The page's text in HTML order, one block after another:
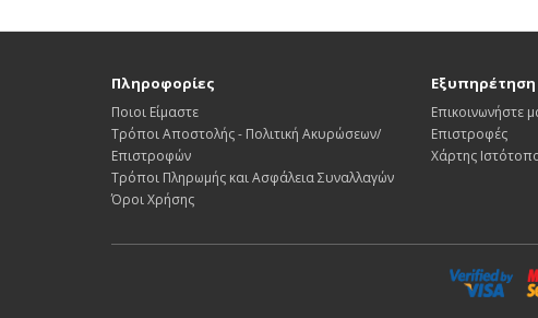
Πληροφορίες
Ποιοι Είμαστε
Τρόποι Αποστολής - Πολιτική Ακυρώσεων/
Επιστροφών
Τρόποι Πληρωμής και Ασφάλεια Συναλλαγών
Όροι Χρήσης
Επικοινωνήστε
Επιστροφές
Χάρτης